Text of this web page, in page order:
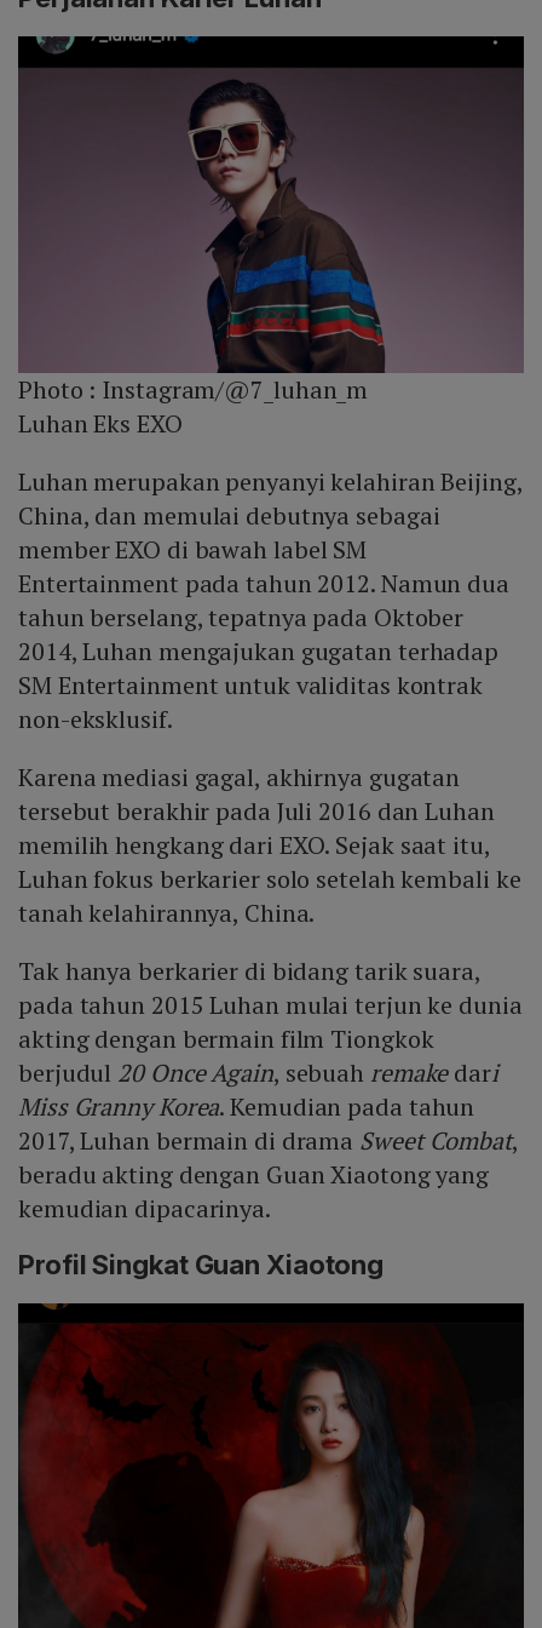
Photo : Instagram/@7_luhan_m
Luhan Eks EXO
Luhan merupakan penyanyi kelahiran Beijing,
China, dan memulai debutnya sebagai
member EXO di bawah label SM
Entertainment pada tahun 2012. Namun dua
tahun berselang, tepatnya pada Oktober
2014, Luhan mengajukan gugatan terhadap
SM Entertainment untuk validitas kontrak
non-eksklusif.
Karena mediasi gagal, akhirnya gugatan
tersebut berakhir pada Juli 2016 dan Luhan
memilih hengkang dari EXO. Sejak saat itu,
Luhan fokus berkarier solo setelah kembali ke
tanah kelahirannya, China.
Tak hanya berkarier di bidang tarik suara,
pada tahun 2015 Luhan mulai terjun ke dunia
akting dengan bermain film Tiongkok
berjudul 20 Once Again, sebuah remakedari
Miss Granny Korea. Kemudian pada tahun
2017, Luhan bermain di drama Sweet Combat,
beradu akting dengan Guan Xiaotong yang
kemudian dipacarinya.
Profil Singkat Guan Xiaotong